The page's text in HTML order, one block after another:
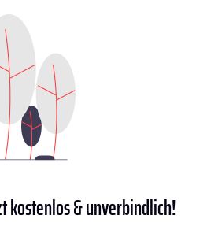
kostenlos & unverbindlich!